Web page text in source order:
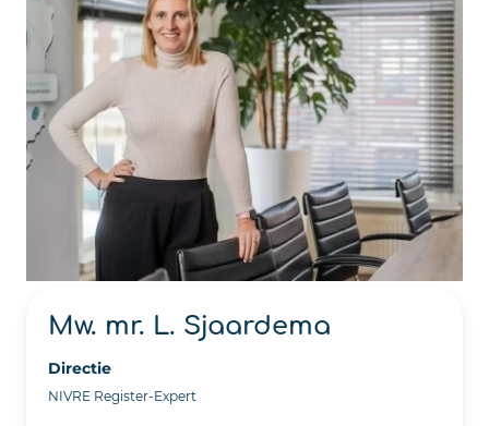
Mw. mr. L. Sjaardema
Directie
NIVRE Register-Expert